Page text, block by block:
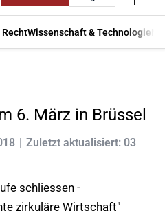
Wissenschaft & Technologie
6. März in Brüssel
Zuletzt aktualisiert: 03
schliessen -
zirkuläre Wirtschaft"